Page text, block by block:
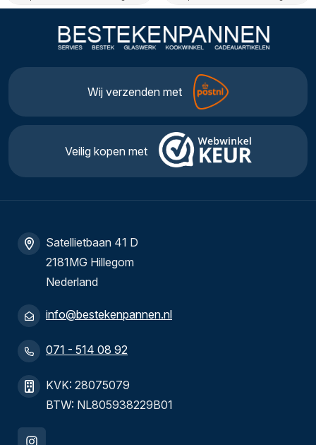
Wij verzenden met
Veilig kopen met
Satellietbaan 41 D
2181MG Hillegom
Nederland
info@bestekenpannen.nl
071 - 514 08 92
KVK: 28075079
BTW: NL805938229B01